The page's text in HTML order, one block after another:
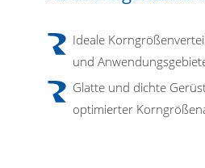
Ideale
und
Glatte und dichte
optimierter